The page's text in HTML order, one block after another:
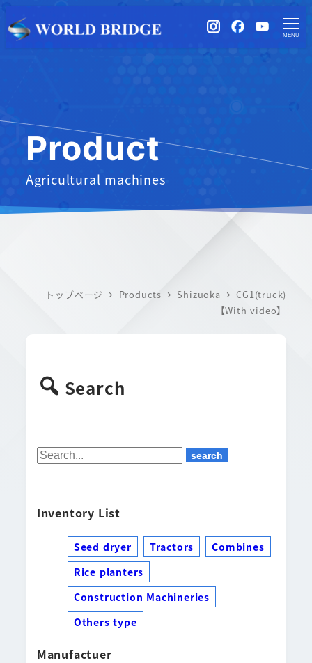
instagramFacebook
MENU
Product
Agricultural machines
トップページ Products Shizuoka
CG1(truck)
【With video】
Search
Inventory List
Seed dryer Tractors
Combines
Rice planters
Construction Machineries
Others type
Manufactuer